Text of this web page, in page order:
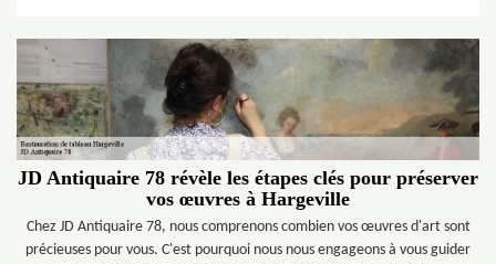
JD Antiquaire 78 révèle les étapes clés pour préserver
vos œuvres à Hargeville
Chez JD Antiquaire 78, nous comprenons combien vos œuvres d'art sont
précieuses pour vous. C'est pourquoi nous nous engageons à vous guider